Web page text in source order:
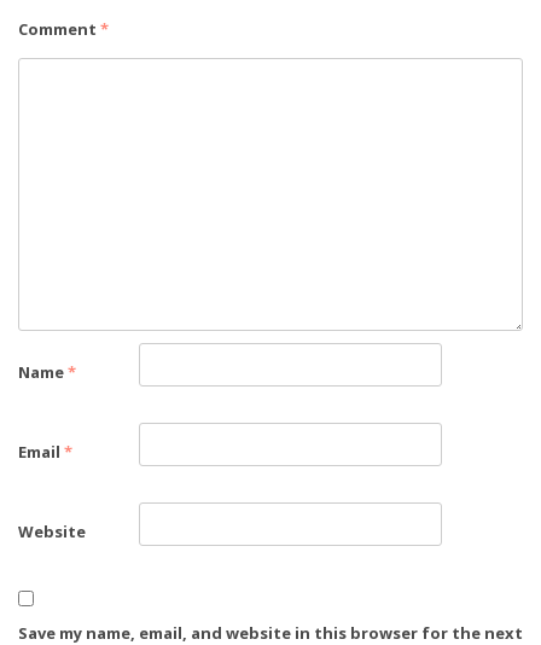
Comment *
Name*
Email *
Website
Save my name, email, and website in this browser for the next